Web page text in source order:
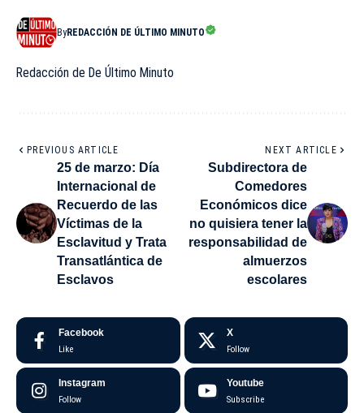
ByREDACCIÓN DE ÚLTIMO MINUTO
Redacción de De Último Minuto
PREVIOUS ARTICLE
25 de marzo: Día
Internacional de
Recuerdo de las
Víctimas de la
Esclavitud y Trata
Transatlántica de
Esclavos
NEXT ARTICLE
Subdirectora de
Comedores
Económicos dice
no quisiera tener la
responsabilidad de
almuerzos
escolares
Facebook
Like
X
Follow
Instagram
Follow
Youtube
Subscribe